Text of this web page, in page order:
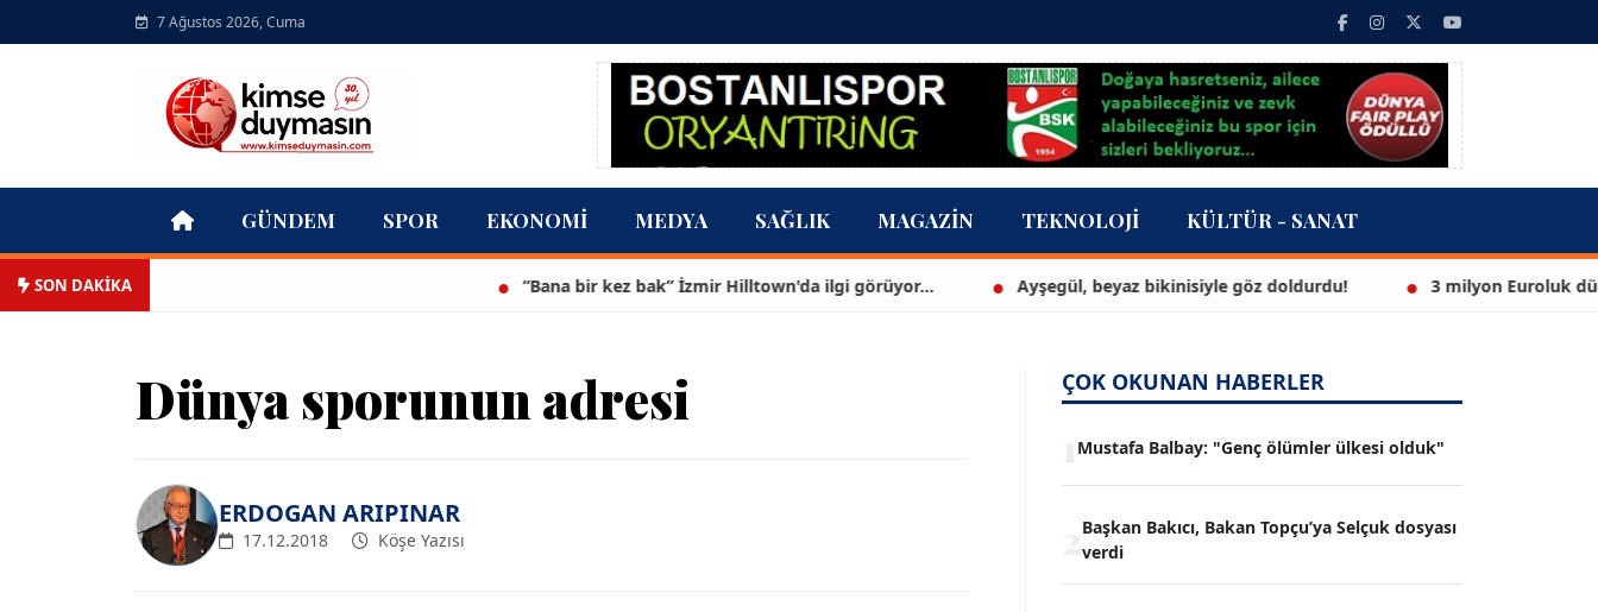
7 Ağustos 2026, Cuma
GÜNDEM SPOR EKONOMI MEDYA SAĞLIK MAGAZIN TEKNOLOJI KÜLTÜR - SANAT
SON DAKİKA “Bana bir kez bak” İzmir Hilltown'da ilgi görüyor... Ayşegül, beyaz bikinisiyle göz doldurdu! 3 milyon Euroluk düğünle
Dünya sporunun adresi
ERDOGAN ARIPINAR
17.12.2018 Köşe Yazısı
ÇOK OKUNAN HABERLER
Mustafa Balbay: "Genç ölümler ülkesi olduk"
Başkan Bakıcı, Bakan Topçu’ya Selçuk dosyası
verdi